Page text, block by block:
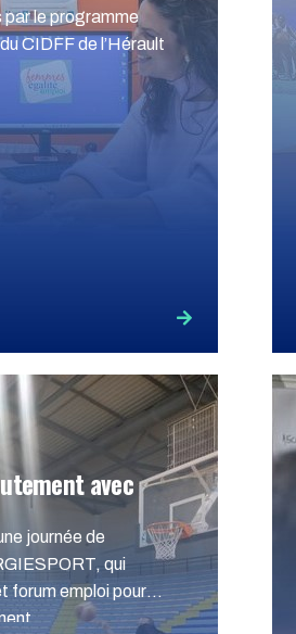
le programme
CIDFF de l’Hérault
avec
journée de
qui
forum emploi pour